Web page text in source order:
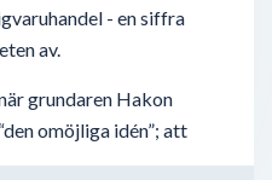
- en siffra
av.
grundaren Hakon
omöjliga idén”; att
deras verksamheter